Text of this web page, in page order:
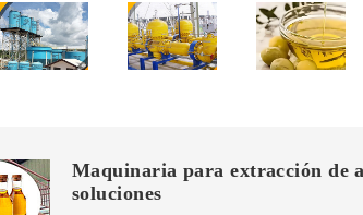
Maquinaria para extracción de
soluciones